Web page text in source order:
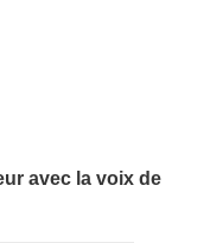
avec la voix de